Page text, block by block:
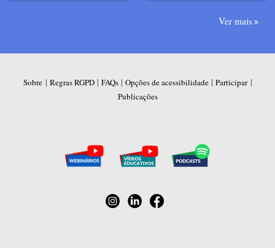
Ver mais
Sobre | Regras RGPD| FAQs| Opções de acessibilidade| Participar|
Publicações